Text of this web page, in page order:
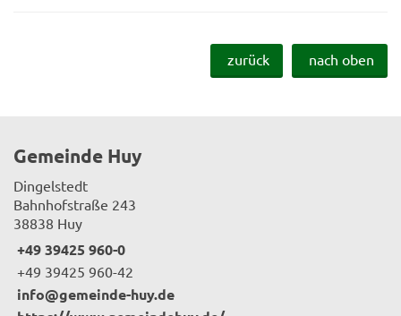
zurück nach oben
Gemeinde Huy
Dingelstedt
Bahnhofstraße 243
38838 Huy
+49 39425 960-0
+49 39425 960-42
info@gemeinde-huy.de